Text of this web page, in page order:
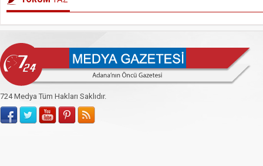
724 Medya Tüm Hakları Saklıdır.